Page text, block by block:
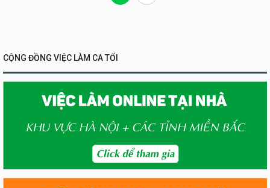
CỘNG ĐỒNG VIỆC LÀM CA TỐI